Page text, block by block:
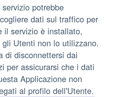
potrebbe
dati sul traffico per
il servizio è installato,
Utenti non lo utilizzano.
di disconnettersi dai
per assicurarsi che i dati
Applicazione non
al profilo dell'Utente.